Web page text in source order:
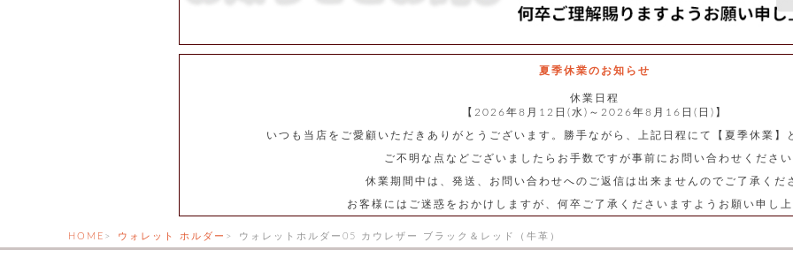
夏季休業のお知らせ
休業日程
【2026年8月12日(水)～2026年8月16日(日)】
いつも当店をご愛顧いただきありがとうございます。勝手ながら、上記日程にて【夏季休業】
ご不明な点などございましたらお手数ですが事前にお問い合わせください
休業期間中は、発送、お問い合わせへのご返信は出来ませんのでご了承くだ
お客様にはご迷惑をおかけしますが、何卒ご了承くださいますようお願い申し上
HOME ウォレット ホルダー ウォレットホルダー05 カウレザー ブラック＆レッド（牛革）